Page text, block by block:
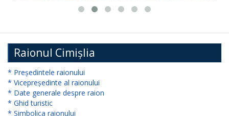
Cultură,
Tineret
și
Sport
Cimișlia
Raionul Cimișlia
* Președintele raionului
* Vicepreședinte al raionului
* Date generale despre raion
* Ghid turistic
* Simbolica raionului